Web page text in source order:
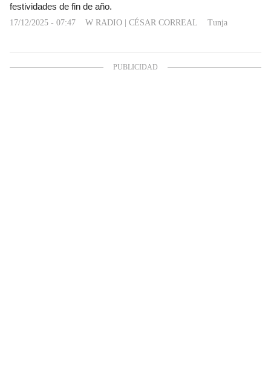
festividades de fin de año.
17/12/2025 - 07:47 W RADIO | CÉSAR CORREAL Tunja